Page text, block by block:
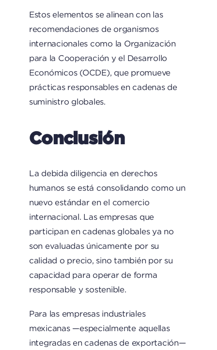
Estos elementos se alinean con las
recomendaciones de organismos
internacionales como la Organización
para la Cooperación y el Desarrollo
Económicos (OCDE), que promueve
prácticas responsables en cadenas de
suministro globales.
Conclusión
La debida diligencia en derechos
humanos se está consolidando como un
nuevo estándar en el comercio
internacional. Las empresas que
participan en cadenas globales ya no
son evaluadas únicamente por su
calidad o precio, sino también por su
capacidad para operar de forma
responsable y sostenible.
Para las empresas industriales
mexicanas —especialmente aquellas
integradas en cadenas de exportación—